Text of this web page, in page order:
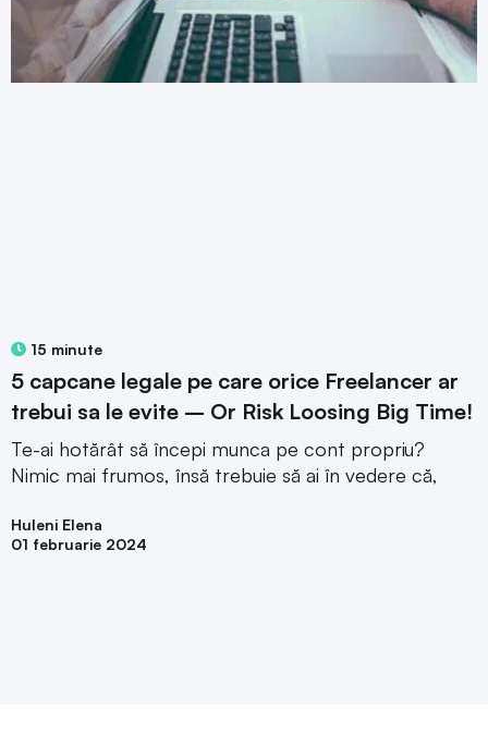
15 minute
5 capcane legale pe care orice Freelancer ar
trebui sa le evite – Or Risk Loosing Big Time!
Te-ai hotărât să începi munca pe cont propriu?
Nimic mai frumos, însă trebuie să ai în vedere că,
Huleni Elena
01 februarie 2024